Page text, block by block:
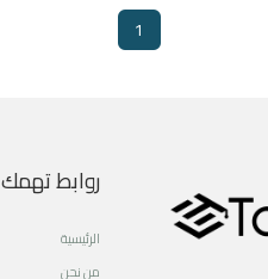
1
روابط تهمك
الرئيسية
من نحن